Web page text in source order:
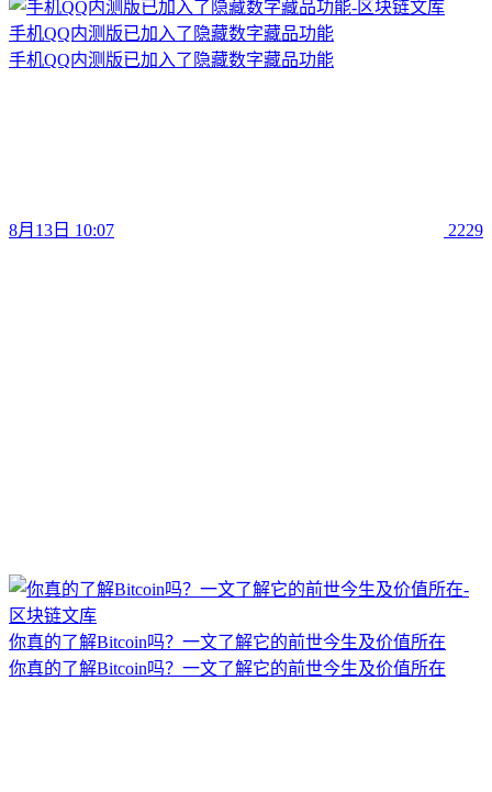
手机QQ内测版已加入了隐藏数字藏品功能
手机QQ内测版已加入了隐藏数字藏品功能
8月13日 10:07 2229
你真的了解Bitcoin吗？一文了解它的前世今生及价值所在
你真的了解Bitcoin吗？一文了解它的前世今生及价值所在